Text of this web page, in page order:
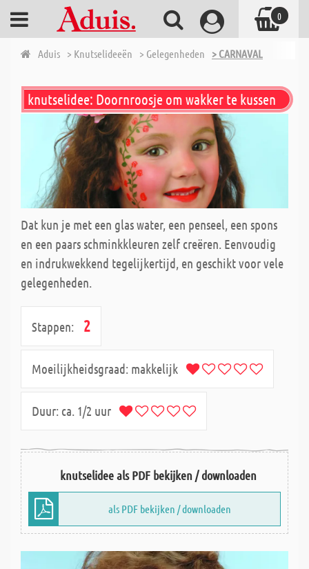
Aduis > Knutselideeën > Gelegenheden > CARNAVAL
knutselidee: Doornroosje om wakker te kussen
Dat kun je met een glas water, een penseel, een spons
en een paars schminkkleuren zelf creëren. Eenvoudig
en indrukwekkend tegelijkertijd, en geschikt voor vele
gelegenheden.
Stappen: 2
Moeilijkheidsgraad: makkelijk
Duur: ca. 1/2 uur
knutselidee als PDF bekijken / downloaden
als PDF bekijken / downloaden
0